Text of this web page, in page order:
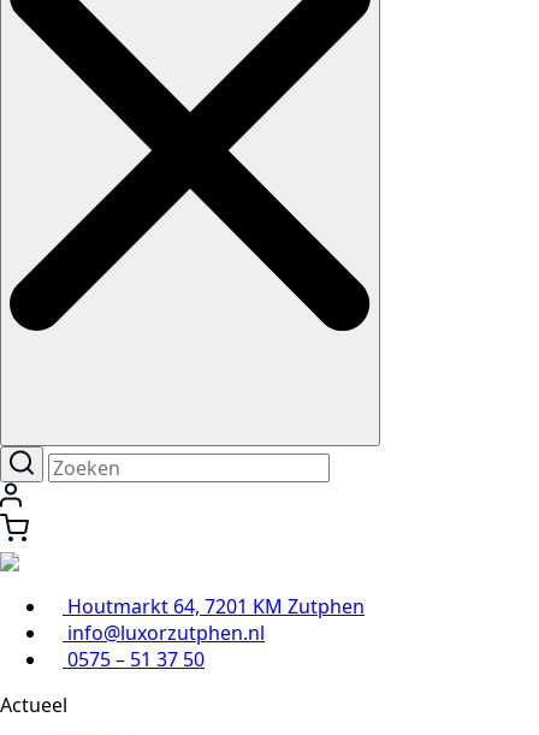
Houtmarkt 64, 7201 KM Zutphen
info@luxorzutphen.nl
0575 – 51 37 50
Actueel